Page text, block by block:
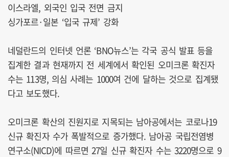
이스라엘, 외국인 입국 전면 금지
싱가포르·일본 ‘입국 규제’ 강화
네덜란드의 인터넷 언론 ‘BNO뉴스’는 각국 공식 발표 등을
집계한 결과 현재까지 전 세계에서 확인된 오미크론 확진자
수는 113명, 의심 사례는 1000여 건에 달하는 것으로 집계됐
다고 보도했다.
오미크론 확산의 진원지로 지목되는 남아공에서는 코로나19
신규 확진자 수가 폭발적으로 증가했다. 남아공 국립전염병
연구소(NICD)에 따르면 27일 신규 확진자 수는 3220명으로 9